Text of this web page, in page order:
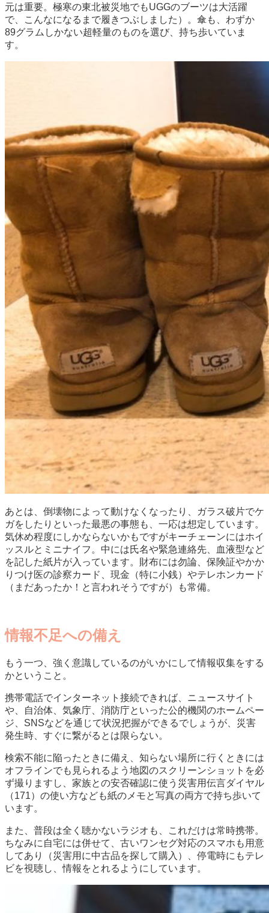
元は重要。極寒の東北被災地でもUGGのブーツは大活躍
で、こんなになるまで履きつぶしました）。傘も、わずか
89グラムしかない超軽量のものを選び、持ち歩いていま
す。
あとは、倒壊物によって動けなくなったり、ガラス破片でケ
ガをしたりといった最悪の事態も、一応は想定しています。
気休め程度にしかならないかもですがキーチェーンにはホイ
ッスルとミニナイフ。中には氏名や緊急連絡先、血液型など
を記した紙片が入っています。財布には勿論、保険証やかか
りつけ医の診察カード、現金（特に小銭）やテレホンカード
（まだあったか！と言われそうですが）も常備。
情報不足への備え
もう一つ、強く意識しているのがいかにして情報収集をする
かということ。
携帯電話でインターネット接続できれば、ニュースサイト
や、自治体、気象庁、消防庁といった公的機関のホームペー
ジ、SNSなどを通じて状況把握ができるでしょうが、災害
発生時、すぐに繋がるとは限らない。
検索不能に陥ったときに備え、知らない場所に行くときには
オフラインでも見られるよう地図のスクリーンショットを必
ず撮りますし、家族との安否確認に使う災害用伝言ダイヤル
（171）の使い方なども紙のメモと写真の両方で持ち歩いて
います。
また、普段は全く聴かないラジオも、これだけは常時携帯。
ちなみに自宅には併せて、古いワンセグ対応のスマホも用意
してあり（災害用に中古品を探して購入）、停電時にもテレ
ビを視聴し、情報をとれるようにしています。